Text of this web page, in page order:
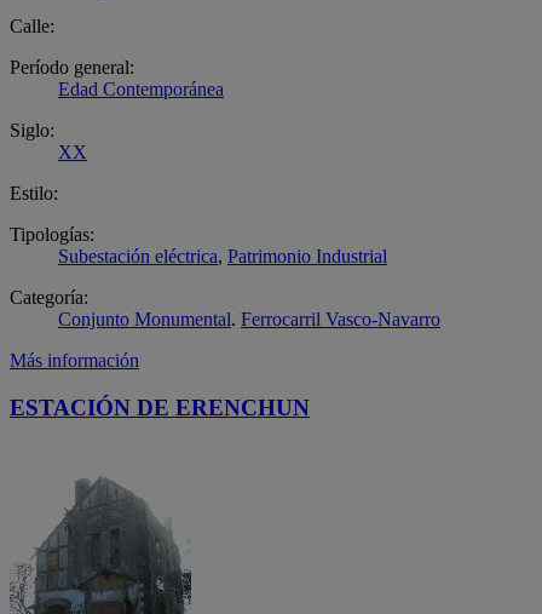
Calle:
Período general:
Edad Contemporánea
Siglo:
XX
Estilo:
Tipologías:
Subestación eléctrica, Patrimonio Industrial
Categoría:
Conjunto Monumental. Ferrocarril Vasco-Navarro
Más información
ESTACIÓN DE ERENCHUN